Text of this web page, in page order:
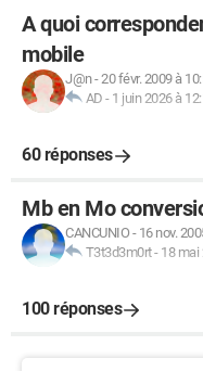
A quoi
mobile
J@n-20 févr. 2009 à
AD - 1 juin 2026 à
60 réponses
Mb en Mo
CANCUNIO - 16 nov.
T3t3d3m0rt- 18 mai
100 réponses